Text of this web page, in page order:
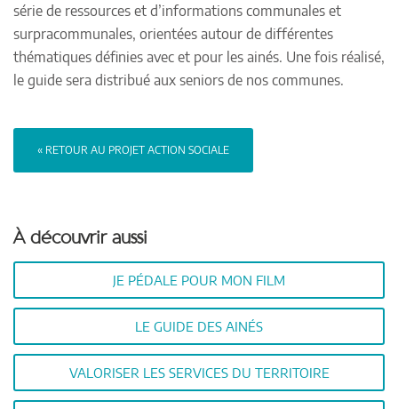
série de ressources et d’informations communales et
surpracommunales, orientées autour de différentes
thématiques définies avec et pour les ainés. Une fois réalisé,
le guide sera distribué aux seniors de nos communes.
« RETOUR AU PROJET ACTION SOCIALE
À découvrir aussi
JE PÉDALE POUR MON FILM
LE GUIDE DES AINÉS
VALORISER LES SERVICES DU TERRITOIRE